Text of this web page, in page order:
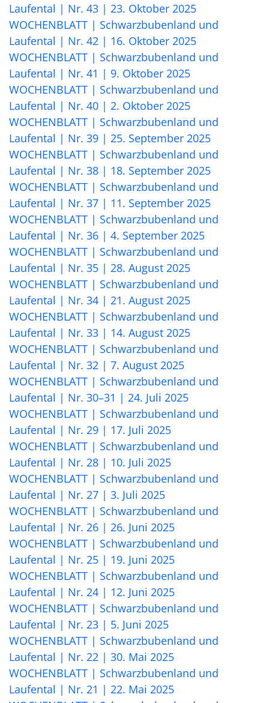
Laufental | Nr. 43 | 23. Oktober 2025
WOCHENBLATT | Schwarzbubenland und
Laufental | Nr. 42 | 16. Oktober 2025
WOCHENBLATT | Schwarzbubenland und
Laufental | Nr. 41 | 9. Oktober 2025
WOCHENBLATT | Schwarzbubenland und
Laufental | Nr. 40 | 2. Oktober 2025
WOCHENBLATT | Schwarzbubenland und
Laufental | Nr. 39 | 25. September 2025
WOCHENBLATT | Schwarzbubenland und
Laufental | Nr. 38 | 18. September 2025
WOCHENBLATT | Schwarzbubenland und
Laufental | Nr. 37 | 11. September 2025
WOCHENBLATT | Schwarzbubenland und
Laufental | Nr. 36 | 4. September 2025
WOCHENBLATT | Schwarzbubenland und
Laufental | Nr. 35 | 28. August 2025
WOCHENBLATT | Schwarzbubenland und
Laufental | Nr. 34 | 21. August 2025
WOCHENBLATT | Schwarzbubenland und
Laufental | Nr. 33 | 14. August 2025
WOCHENBLATT | Schwarzbubenland und
Laufental | Nr. 32 | 7. August 2025
WOCHENBLATT | Schwarzbubenland und
Laufental | Nr. 30–31 | 24. Juli 2025
WOCHENBLATT | Schwarzbubenland und
Laufental | Nr. 29 | 17. Juli 2025
WOCHENBLATT | Schwarzbubenland und
Laufental | Nr. 28 | 10. Juli 2025
WOCHENBLATT | Schwarzbubenland und
Laufental | Nr. 27 | 3. Juli 2025
WOCHENBLATT | Schwarzbubenland und
Laufental | Nr. 26 | 26. Juni 2025
WOCHENBLATT | Schwarzbubenland und
Laufental | Nr. 25 | 19. Juni 2025
WOCHENBLATT | Schwarzbubenland und
Laufental | Nr. 24 | 12. Juni 2025
WOCHENBLATT | Schwarzbubenland und
Laufental | Nr. 23 | 5. Juni 2025
WOCHENBLATT | Schwarzbubenland und
Laufental | Nr. 22 | 30. Mai 2025
WOCHENBLATT | Schwarzbubenland und
Laufental | Nr. 21 | 22. Mai 2025